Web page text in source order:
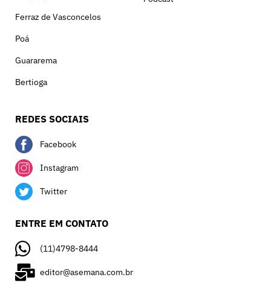
Ferraz de Vasconcelos
Poá
Guararema
Bertioga
REDES SOCIAIS
Facebook
Instagram
Twitter
ENTRE EM CONTATO
(11)4798-8444
editor@asemana.com.br